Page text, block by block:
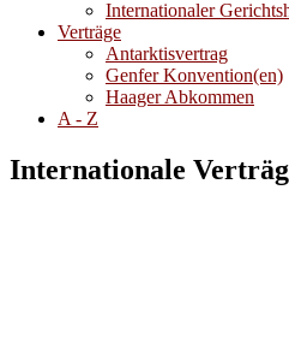
Internationaler
Verträge
Antarktisvertrag
Genfer Konvention(en)
Haager Abkommen
A - Z
Internationale